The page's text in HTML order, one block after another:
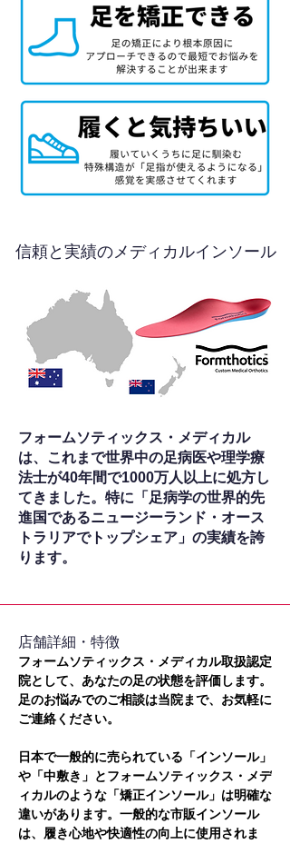
信頼と実績のメディカルインソール
フォームソティックス・メディカル
は、これまで世界中の足病医や理学療
法士が40年間で1000万人以上に処方し
てきました。特に「足病学の世界的先
進国であるニュージーランド・オース
トラリアでトップシェア」の実績を誇
ります。
​店舗詳細・特徴
フォームソティックス・メディカル取扱認定
院として、あなたの足の状態を評価します。
足のお悩みでのご相談は当院まで、お気軽に
ご連絡ください。
日本で一般的に売られている「インソール」
や「中敷き」とフォームソティックス・メデ
ィカルのような「矯正インソール」は明確な
違いがあります。一般的な市販インソール
は、履き心地や快適性の向上に使用されま